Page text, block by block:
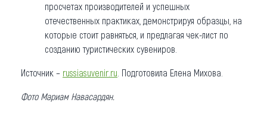
просчетах производителей и успешных
отечественных практиках, демонстрируя образцы, на
которые стоит равняться, и предлагая чек-лист по
созданию туристических сувениров.
Источник – russiasuvenir.ru . Подготовила Елена Михова.
Фото Мариам Навасардян.